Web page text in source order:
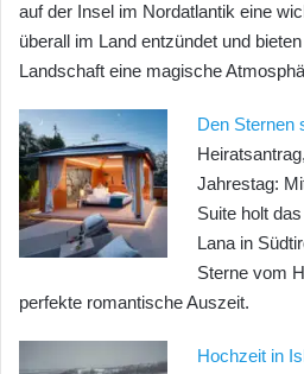
auf der Insel im Nordatlantik eine
überall im Land entzündet und
Landschaft eine magische
Den Sternen
Jahrestag:
Suite holt
Lana in
Sterne vom
perfekte romantische Auszeit.
Hochzeit in